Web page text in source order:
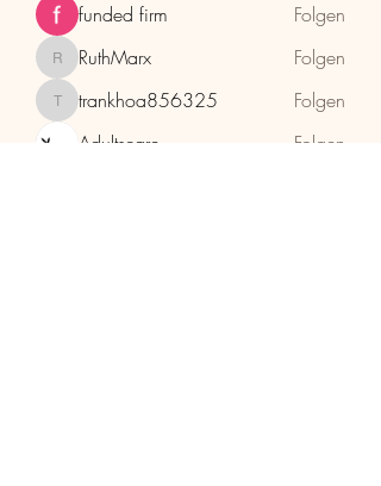
funded firm
Folgen
RuthMarx
RuthMarx Folgen
trankhoa856325
trankhoa856325
Folgen
Adultscare
Folgen